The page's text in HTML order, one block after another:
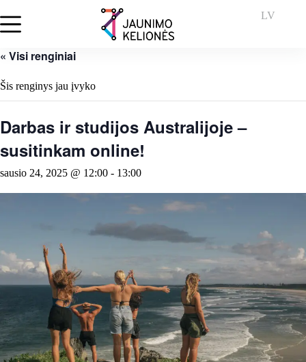
to
content
LV
« Visi renginiai
Šis renginys jau įvyko
Darbas ir studijos Australijoje –
susitinkam online!
sausio 24, 2025 @ 12:00 - 13:00